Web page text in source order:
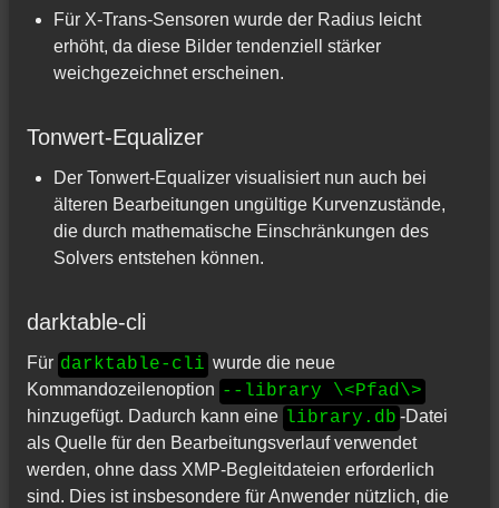
Für X-Trans-Sensoren wurde der Radius leicht
erhöht, da diese Bilder tendenziell stärker
weichgezeichnet erscheinen.
Tonwert-Equalizer
Der Tonwert-Equalizer visualisiert nun auch bei
älteren Bearbeitungen ungültige Kurvenzustände,
die durch mathematische Einschränkungen des
Solvers entstehen können.
darktable-cli
Für darktable-cli wurde die neue
Kommandozeilenoption --library \<Pfad\>
hinzugefügt. Dadurch kann eine library.db -Datei
als Quelle für den Bearbeitungsverlauf verwendet
werden, ohne dass XMP-Begleitdateien erforderlich
sind. Dies ist insbesondere für Anwender nützlich, die